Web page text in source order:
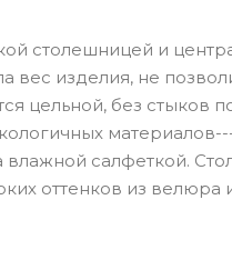
столешницей и
вес изделия, не
цельной, без стыков
влажной салфеткой.
оттенков из